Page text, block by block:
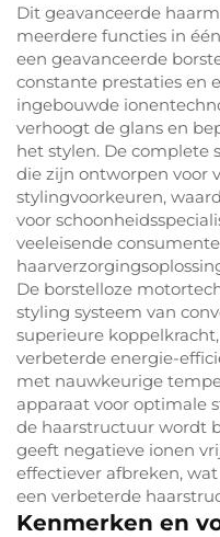
Dit geavanceerde
meerdere functies in
een geavanceerde
constante prestaties en
ingebouwde
verhoogt de glans en
het stylen. De complete
die zijn ontworpen voor
stylingvoorkeuren,
voor
veeleisende
De borstelloze
styling systeem van
superieure
verbeterde energie-
met nauwkeurige
apparaat voor optimale
de haarstructuur wordt
geeft negatieve ionen
effectiever afbreken,
een verbeterde
Kenmerken en